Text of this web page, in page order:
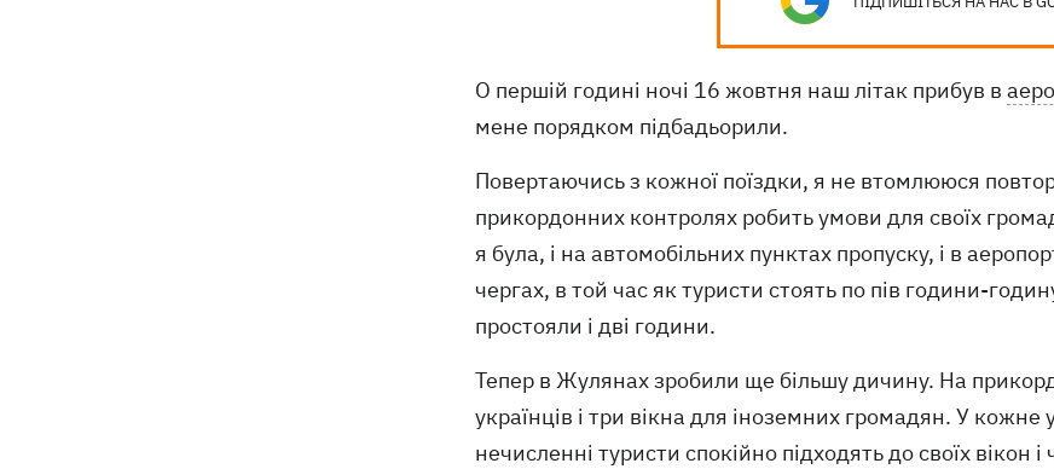
О першій годині ночі 16 жовтня наш літак прибув в
мене порядком підбадьорили.
Повертаючись з кожної поїздки, я не втомлююся
прикордонних контролях робить умови для своїх
я була, і на автомобільних пунктах пропуску, і в
чергах, в той час як туристи стоять по пів години-
простояли і дві години.
Тепер в Жулянах зробили ще більшу дичину. На
українців і три вікна для іноземних громадян. У кожне
нечисленні туристи спокійно підходять до своїх